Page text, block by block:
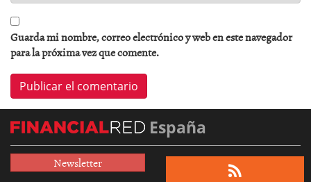
Guarda mi nombre, correo electrónico y web en este navegador
para la próxima vez que comente.
España
Newsletter